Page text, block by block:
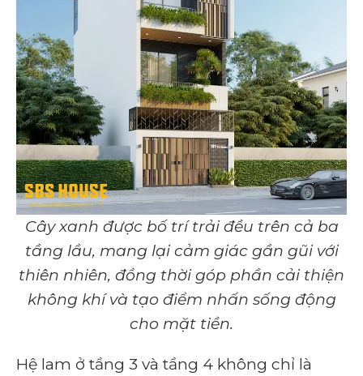
Cây xanh được bố trí trải đều trên cả ba
tầng lầu, mang lại cảm giác gần gũi với
thiên nhiên, đồng thời góp phần cải thiện
không khí và tạo điểm nhấn sống động
cho mặt tiền.
Hệ lam ở tầng 3 và tầng 4 không chỉ là